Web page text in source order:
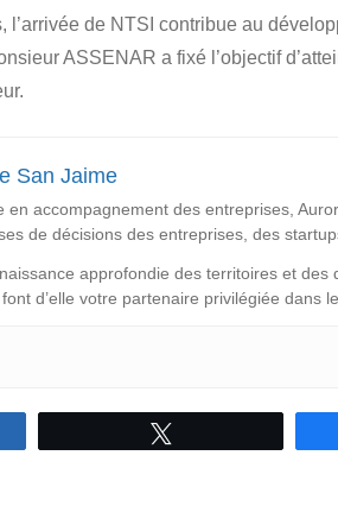
l’arrivée de NTSI contribue au
ASSENAR a fixé l’objectif
San Jaime
en accompagnement des entreprises,
de décisions des entreprises, des
approfondie des territoires et
d’elle votre partenaire privilégiée dans